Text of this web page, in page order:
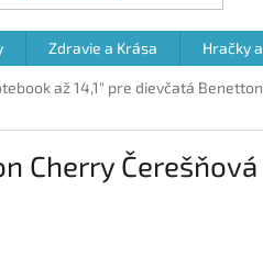
Zdravie a Krása Hračky
až 14,1" pre dievčatá
Cherry